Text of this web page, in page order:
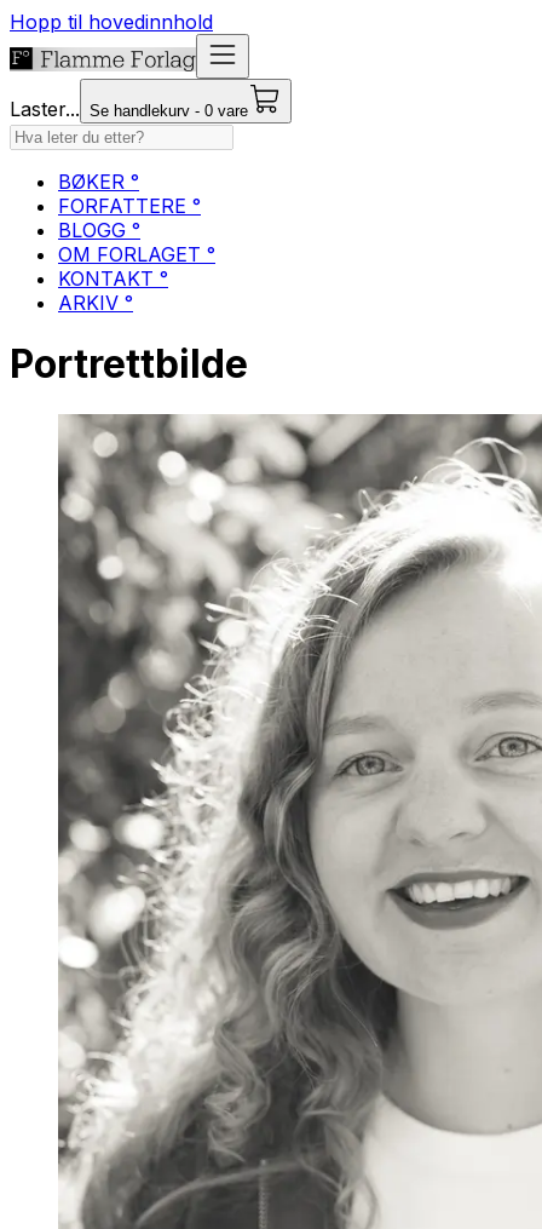
Hopp til hovedinnhold
Laster... Se handlekurv - 0 vare
BØKER °
FORFATTERE °
BLOGG °
OM FORLAGET °
KONTAKT °
ARKIV °
Portrettbilde